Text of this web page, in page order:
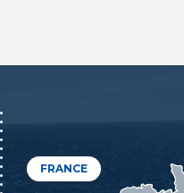
FRANCE